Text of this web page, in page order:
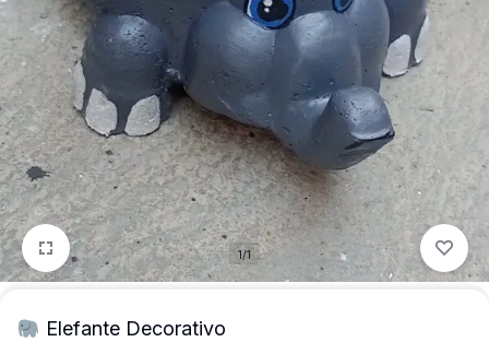
mais
precisa!
1/1
Elefante Decorativo